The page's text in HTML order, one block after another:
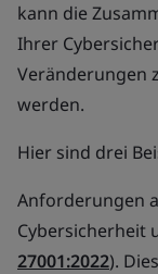
kann die
Ihrer
Veränderungen
werden.
Hier sind drei
Anforderungen
Cybersicherheit
27001:2022).